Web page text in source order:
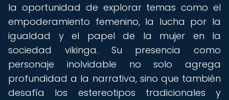
la oportunidad de explorar temas como el
empoderamiento femenino, la lucha por la
igualdad y el papel de la mujer en la
sociedad vikinga. Su presencia como
personaje inolvidable no solo agrega
profundidad a la narrativa, sino que también
desafía los estereotipos tradicionales y